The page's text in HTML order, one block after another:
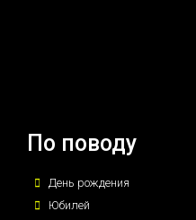
По поводу
День рождения
Юбилей